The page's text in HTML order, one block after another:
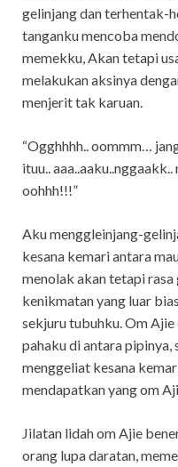
gelinjang dan terhentak-
tanganku mencoba
memekku, Akan tetapi
melakukan aksinya
menjerit tak karuan.
“Ogghhhh.. oommm…
ituu..
oohhh!!!”
Aku menggleinjang-
kesana kemari antara
menolak akan tetapi
kenikmatan yang luar
sekjuru tubuhku. Om
pahaku di antara pipinya,
menggeliat kesana
mendapatkan yang om
Jilatan lidah om Ajie
orang lupa daratan,